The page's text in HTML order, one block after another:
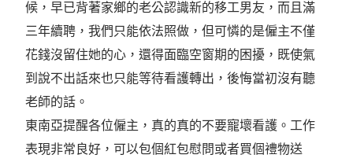
候，早已背著家鄉的老公認識新的移工男友，而且滿
三年續聘，我們只能依法照做，但可憐的是僱主不僅
花錢沒留住她的心，還得面臨空窗期的困擾，既使氣
到說不出話來也只能等待看護轉出，後悔當初沒有聽
老師的話。
東南亞提醒各位僱主，真的真的不要寵壞看護。工作
表現非常良好，可以包個紅包慰問或者買個禮物送